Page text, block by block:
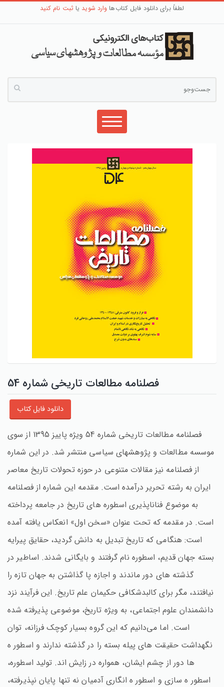
لطفاً برای دانلود فایل کتاب‌ها وارد شوید یا ثبت نام کنید
فصلنامه مطالعات تاریخی شماره 54
دانلود فایل کتاب
فصلنامه مطالعات تاریخی شماره 54 ویژه پاییز 1395 از سوی
موسسه مطالعات و پژوهشهای سیاسی منتشر شد. در این شماره
از فصلنامه نیز مقالات متنوعی در حوزه تحولات تاریخ معاصر
ایران به رشته تحریر درآمده است. مقدمه این شماره از فصلنامه
به موضوع فناناپذیری اسطوره های تاریخ در جامعه پرداخته
است. در مقدمه که تحت عنوان «سخن اول» انعکاس یافته آمده
است: هنگامی که تاریخ تبدیل به دانش گردید، حقایق پیرایه
بسته جهان قدیم، اسطوره نام گرفتند و بایگانی شدند. اساطیر در
گذشته های دور ماندند و اجازه پا گذاشتن به جهان تازه را
نیافتند، مگر برای کالبدشکافی حکیمان علم تاریخ. این فرآیند نزد
دانشمندان علوم اجتماعی، به ویژه تاریخ، موضوعی پذیرفته شده
است. اما می‌دانیم که این گروه بسیار کوچک فرزانه، توان
نگهداشت حقیقت های پیله بسته را در گذشته ندارند و اسطور ه
ها دور از چشم ایشان، همواره در زایش اند. تولید اسطوره،
اسطور ه سازی و اسطور ه انگاری آدمیان نه تنها پایان نپذیرفته،